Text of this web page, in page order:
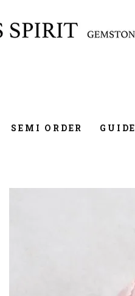
SEMI ORDER GUIDE